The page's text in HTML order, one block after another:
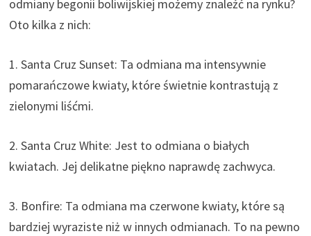
odmiany begonii boliwijskiej możemy znaleźć na rynku?
Oto kilka z nich:
1. Santa Cruz Sunset: Ta odmiana ma intensywnie
pomarańczowe kwiaty, które świetnie kontrastują z
zielonymi liśćmi.
2. Santa Cruz White: Jest to odmiana o białych
kwiatach. Jej delikatne piękno naprawdę zachwyca.
3. Bonfire: Ta odmiana ma czerwone kwiaty, które są
bardziej wyraziste niż w innych odmianach. To na pewno